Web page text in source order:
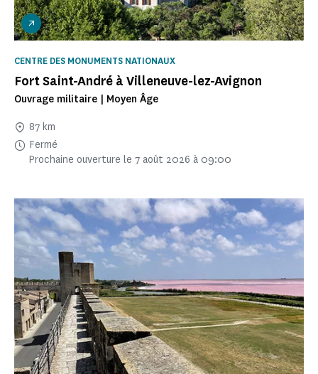
Fort Saint-André à Villeneuve-lez-Avignon
CENTRE DES MONUMENTS NATIONAUX
Ouvrage militaire | Moyen Âge
87 km
Fermé
Prochaine ouverture le 7 août 2026 à 09:00